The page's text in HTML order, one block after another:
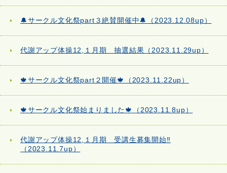
🔔サークル文化祭part３絶賛開催中🔔（2023.12.08up）
代謝アップ体操12,１月期 抽選結果（2023.11.29up）
🍁サークル文化祭part２開催🍁（2023.11.22up）
🍁サークル文化祭始まりました🍁（2023.11.8up）
代謝アップ体操12,１月期 受講生募集開始‼
（2023.11.7up）